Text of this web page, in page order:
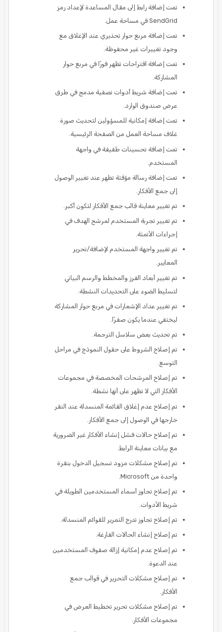
تمت إضافة رابط إلى مقال المساعدة لإعداد رمز
SendGrid في مساحة عمل.
تمت إضافة مربع حوار تحذيري عند الإغلاق مع
وجود تغييرات غير محفوظة.
تمت إضافة اقتراحات تظهر فورًا في مربع حوار
المشاركة.
تمت إضافة شريط أدوات تصفية مدمج في طرق
عرض صندوق الوارد.
تمت إضافة إمكانية للمسؤولين لتحديث صورة
غلاف مساحة العمل من الصفحة الرئيسية.
تمت إضافة تحسينات طفيفة في واجهة
المستخدم.
تمت إضافة رسالة مؤقتة تظهر عند تغيير الوصول
إلى جمع الأفكار.
تم تغيير معاينة قالب جمع الأفكار لتكون أكبر.
تم تغيير تجربة المستخدم لمرشح الهدف في
إجراءات الأتمتة.
تم تغيير واجهة المستخدم لإضافة/تحرير
المعايير.
تم تغيير أبعاد الفرز والمخطط والرسم البياني
لتسليط الضوء على التحديدات النشطة.
تم تغيير عداد الإشعارات في مربع حوار المشاركة
ليختفي عندما يكون صفرًا.
تم تحديث بعض سلاسل الترجمة.
تم إصلاح الشروط على حقول النموذج في مراحل
التوسع.
تم إصلاح المرشحات المخصصة في مجموعات
الأفكار التي لا تظهر على أنها نشطة.
تم إصلاح عدم إغلاق القائمة المنسدلة عند النقر
خارجها في الوصول إلى جمع الأفكار.
تم إصلاح حالات فشل إنشاء الأفكار غير الضرورية
مع بيانات معاينة الرابط.
تم إصلاح مشكلات مزود تسجيل الدخول بنقرة
واحدة من Microsoft.
تم إصلاح تجاوز أسماء المستخدمين الطويلة في
شريط الأدوات.
تم إصلاح تجاوز تدرج التمرير للقوائم المنسدلة.
تم إصلاح إنشاء الحالات الفارغة.
تم إصلاح عدم إمكانية إزالة صفوف المستخدمين
عند الدعوة.
تم إصلاح مشكلات التحرير في قوالب جمع
الأفكار.
تم إصلاح مشكلات تحرير تخطيط العرض في
مجموعات الأفكار.